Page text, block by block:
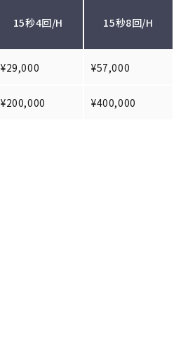
15秒4回/H 15秒8回/H
¥29,000 ¥57,000
¥200,000 ¥400,000